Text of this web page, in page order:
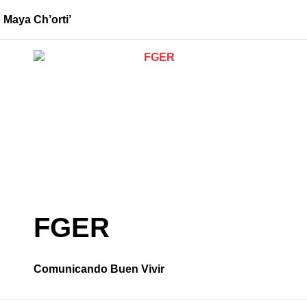
Ch’orti’ Tina: la lucha
FGER
Comunicando Buen Vivir